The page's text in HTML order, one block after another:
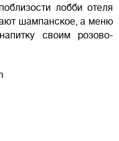
лобби отеля
шампанское, а меню
своим розово-